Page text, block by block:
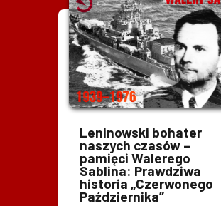
Leninowski bohater
naszych czasów –
pamięci Walerego
Sablina: Prawdziwa
historia „Czerwonego
Października”